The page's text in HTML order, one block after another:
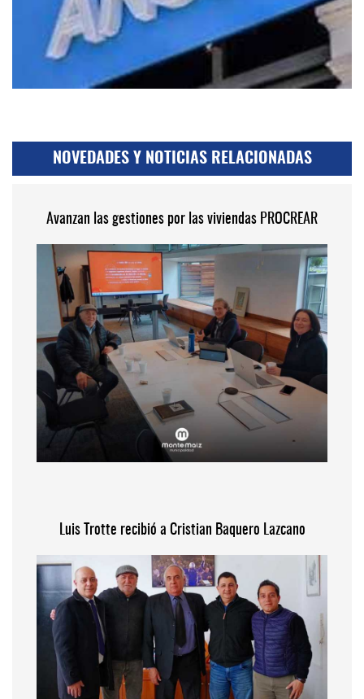
NOVEDADES Y NOTICIAS RELACIONADAS
Avanzan las gestiones por las viviendas PROCREAR
Luis Trotte recibió a Cristian Baquero Lazcano